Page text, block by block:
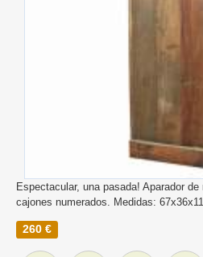
Espectacular, una pasada! Aparador
cajones numerados. Medidas:
260 €